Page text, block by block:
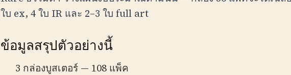
ใบ ex, 4 ใบ IR และ 2–3 ใบ full art
ข้อมูลสรุปตัวอย่างนี้
3 กล่องบูสเตอร์ — 108 แพ็ค